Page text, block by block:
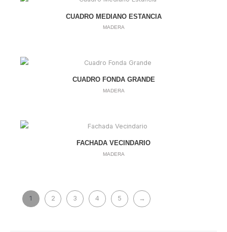
CUADRO MEDIANO ESTANCIA
MADERA
CUADRO FONDA GRANDE
MADERA
FACHADA VECINDARIO
MADERA
1 2 3 4 5 →